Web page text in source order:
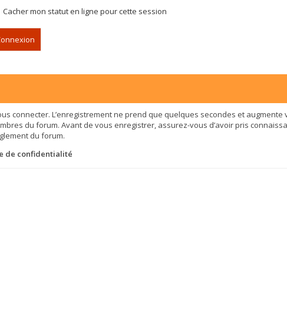
Cacher mon statut en ligne pour cette session
connecter. L’enregistrement ne prend que quelques secondes et
du forum. Avant de vous enregistrer, assurez-vous d’avoir pris
du forum.
de confidentialité